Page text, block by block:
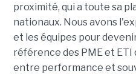
proximité, qui a toute sa
nationaux. Nous avons
et les équipes pour
référence des PME et
entre performance et